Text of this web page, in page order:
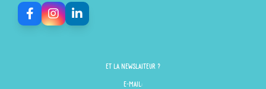
Et la newslaiteur ?
E-mail: